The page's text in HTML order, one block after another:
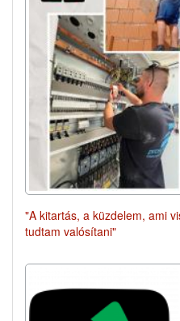
"A kitartás, a küzdelem, ami
tudtam valósítani"